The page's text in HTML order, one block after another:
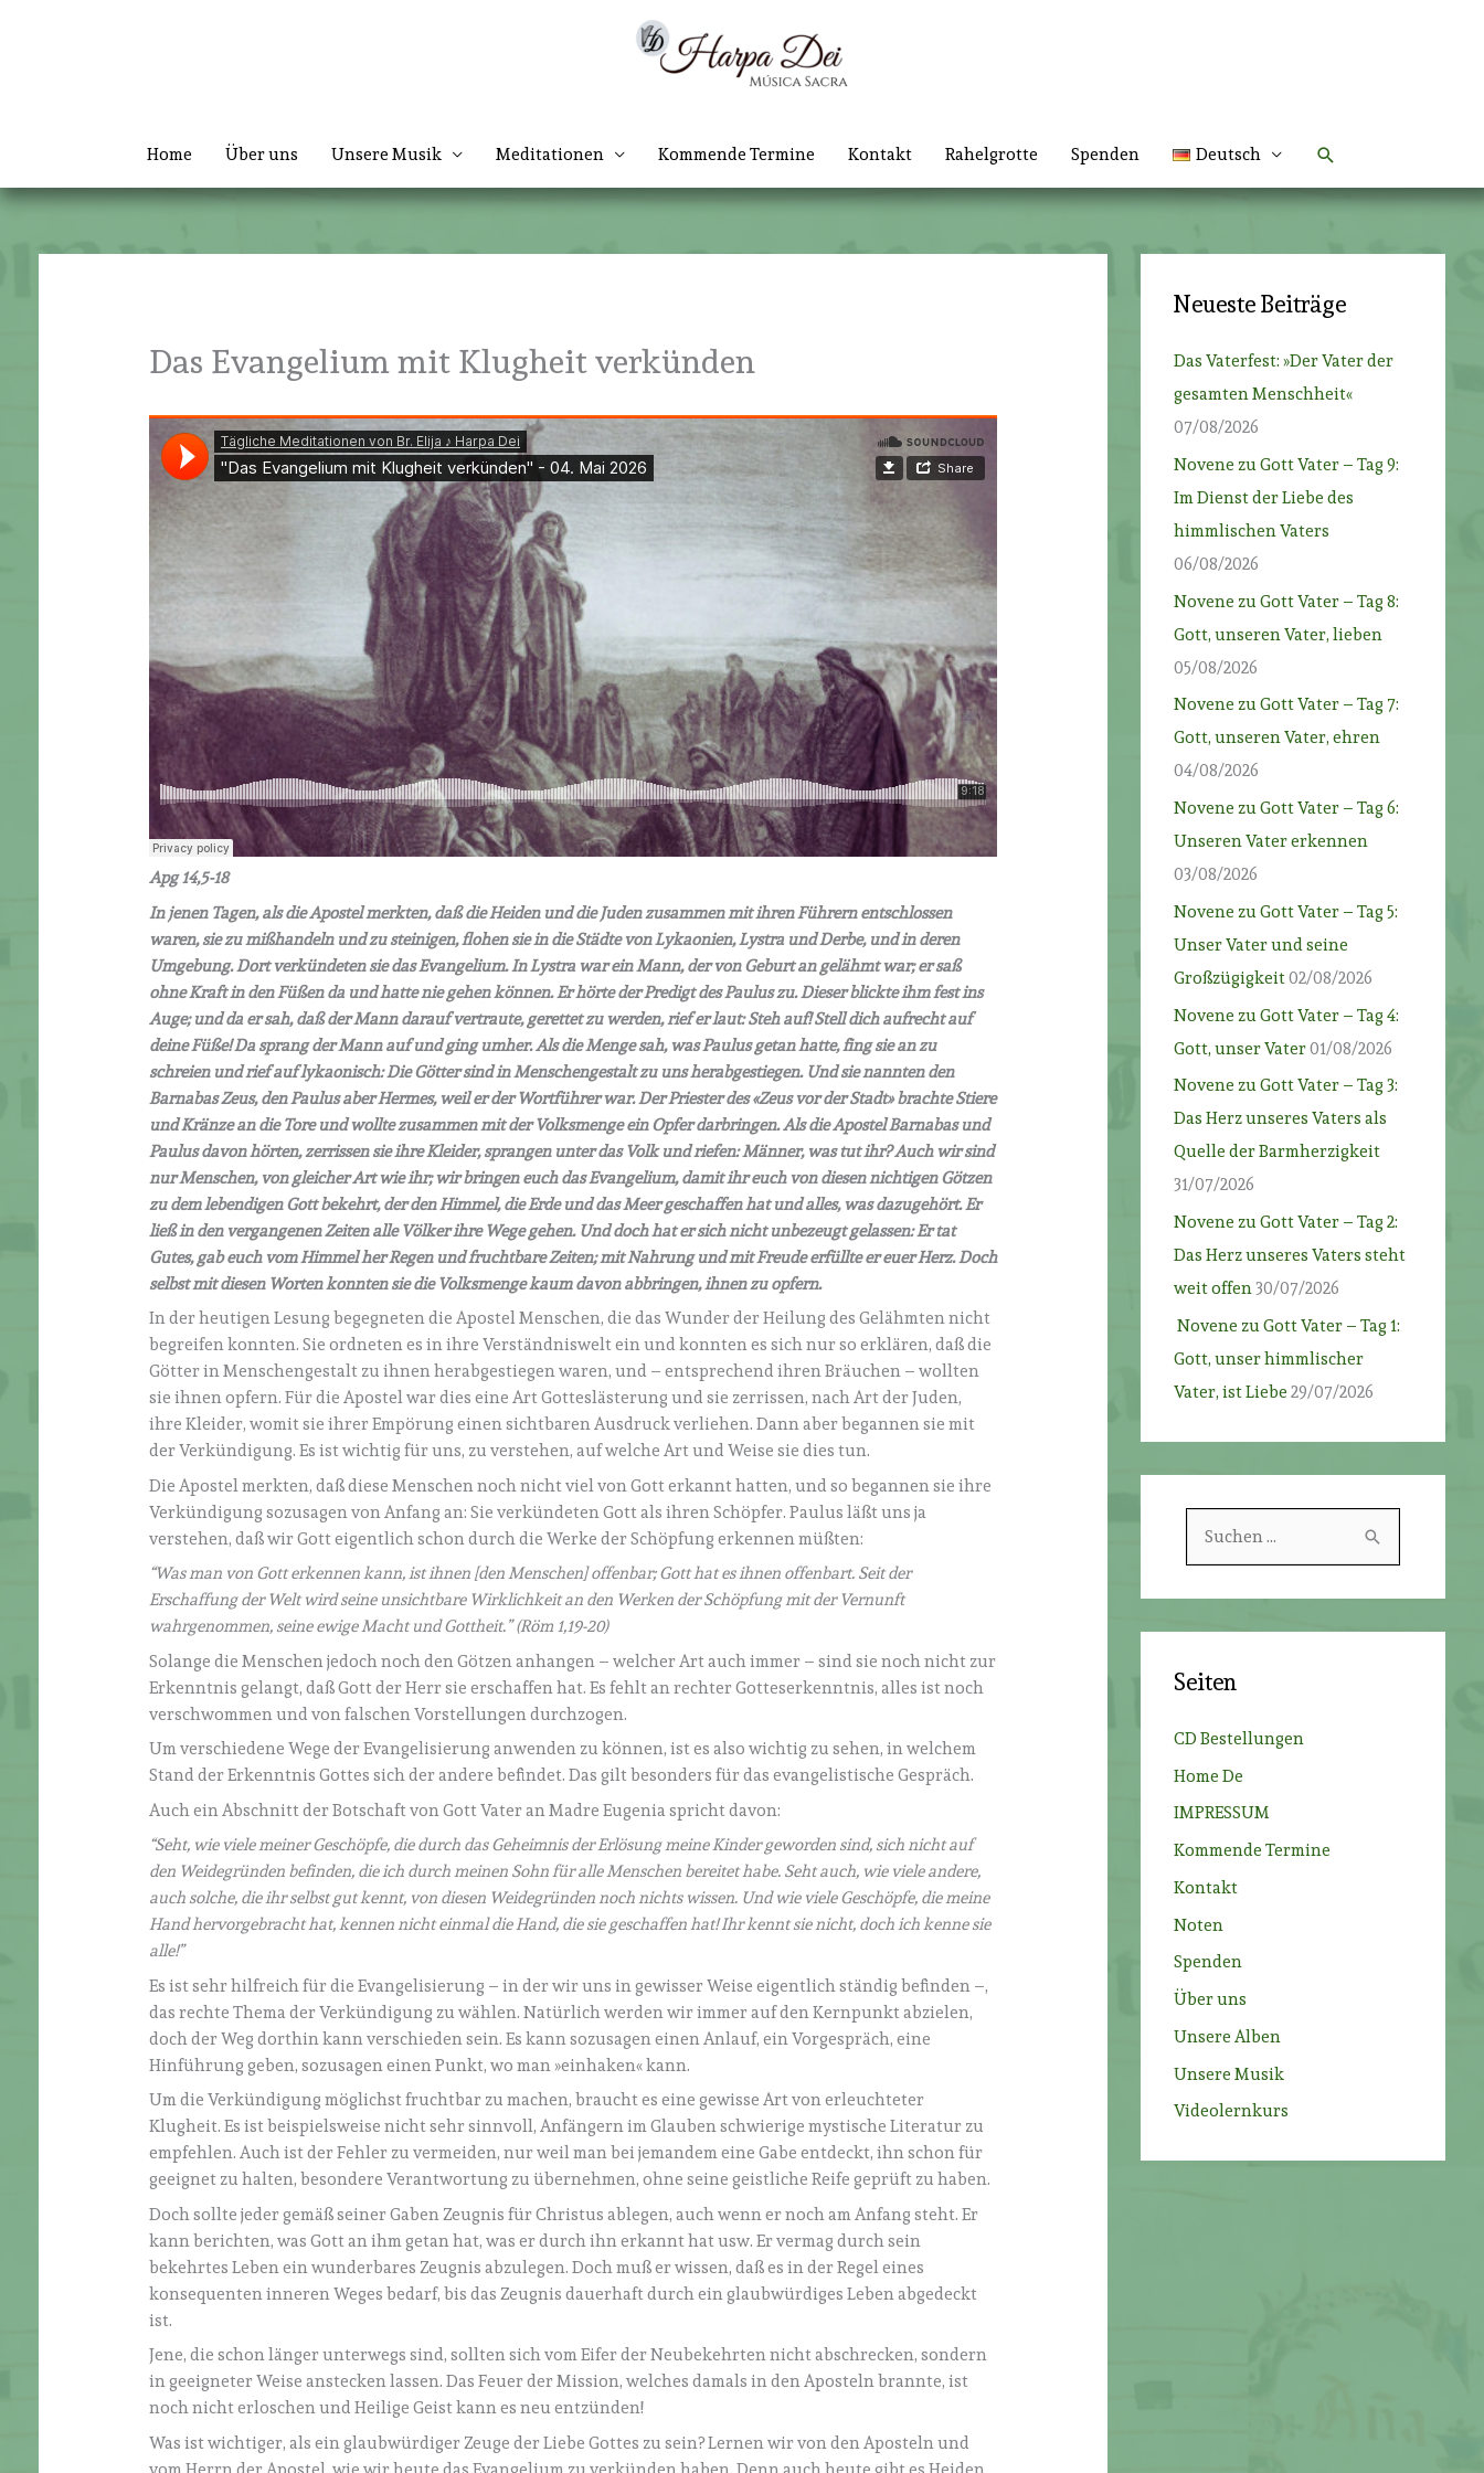
Home Über uns Unsere Musik Meditationen Kommende Termine Kontakt Rahelgrotte Spenden Deutsch Suchen
Das Evangelium mit Klugheit verkünden
Apg 14,5-18
In jenen Tagen, als die Apostel merkten, daß die Heiden und die Juden zusammen mit ihren Führern entschlossen
waren, sie zu mißhandeln und zu steinigen, flohen sie in die Städte von Lykaonien, Lystra und Derbe, und in deren
Umgebung. Dort verkündeten sie das Evangelium. In Lystra war ein Mann, der von Geburt an gelähmt war; er saß
ohne Kraft in den Füßen da und hatte nie gehen können. Er hörte der Predigt des Paulus zu. Dieser blickte ihm fest ins
Auge; und da er sah, daß der Mann darauf vertraute, gerettet zu werden, rief er laut: Steh auf! Stell dich aufrecht auf
deine Füße! Da sprang der Mann auf und ging umher. Als die Menge sah, was Paulus getan hatte, fing sie an zu
schreien und rief auf lykaonisch: Die Götter sind in Menschengestalt zu uns herabgestiegen. Und sie nannten den
Barnabas Zeus, den Paulus aber Hermes, weil er der Wortführer war. Der Priester des «Zeus vor der Stadt» brachte Stiere
und Kränze an die Tore und wollte zusammen mit der Volksmenge ein Opfer darbringen. Als die Apostel Barnabas und
Paulus davon hörten, zerrissen sie ihre Kleider, sprangen unter das Volk und riefen: Männer, was tut ihr? Auch wir sind
nur Menschen, von gleicher Art wie ihr; wir bringen euch das Evangelium, damit ihr euch von diesen nichtigen Götzen
zu dem lebendigen Gott bekehrt, der den Himmel, die Erde und das Meer geschaffen hat und alles, was dazugehört. Er
ließ in den vergangenen Zeiten alle Völker ihre Wege gehen. Und doch hat er sich nicht unbezeugt gelassen: Er tat
Gutes, gab euch vom Himmel her Regen und fruchtbare Zeiten; mit Nahrung und mit Freude erfüllte er euer Herz. Doch
selbst mit diesen Worten konnten sie die Volksmenge kaum davon abbringen, ihnen zu opfern.
In der heutigen Lesung begegneten die Apostel Menschen, die das Wunder der Heilung des Gelähmten nicht
begreifen konnten. Sie ordneten es in ihre Verständniswelt ein und konnten es sich nur so erklären, daß die
Götter in Menschengestalt zu ihnen herabgestiegen waren, und – entsprechend ihren Bräuchen – wollten
sie ihnen opfern. Für die Apostel war dies eine Art Gotteslästerung und sie zerrissen, nach Art der Juden,
ihre Kleider, womit sie ihrer Empörung einen sichtbaren Ausdruck verliehen. Dann aber begannen sie mit
der Verkündigung. Es ist wichtig für uns, zu verstehen, auf welche Art und Weise sie dies tun.
Die Apostel merkten, daß diese Menschen noch nicht viel von Gott erkannt hatten, und so begannen sie ihre
Verkündigung sozusagen von Anfang an: Sie verkündeten Gott als ihren Schöpfer. Paulus läßt uns ja
verstehen, daß wir Gott eigentlich schon durch die Werke der Schöpfung erkennen müßten:
“Wasman von Gott erkennen kann, ist ihnen [den Menschen]offenbar; Gott hat es ihnen offenbart. Seit der
Erschaffung der Welt wird seine unsichtbare Wirklichkeit an den Werken der Schöpfung mit der Vernunft
wahrgenommen, seine ewige Macht und Gottheit.” (Röm 1,19-20)
Solange die Menschen jedoch noch den Götzen anhangen – welcher Art auch immer – sind sie noch nicht zur
Erkenntnis gelangt, daß Gott der Herr sie erschaffen hat. Es fehlt an rechter Gotteserkenntnis, alles ist noch
verschwommen und von falschen Vorstellungen durchzogen.
Um verschiedene Wege der Evangelisierung anwenden zu können, ist es also wichtig zu sehen, in welchem
Stand der Erkenntnis Gottes sich der andere befindet. Das gilt besonders für das evangelistische Gespräch.
Auch ein Abschnitt der Botschaft von Gott Vater an Madre Eugenia spricht davon:
“Seht, wie viele meiner Geschöpfe, die durch das Geheimnis der Erlösung meine Kinder geworden sind, sich nicht auf
den Weidegründen befinden, die ich durch meinen Sohn für alle Menschen bereitet habe. Seht auch, wie viele andere,
auch solche, die ihr selbst gut kennt, von diesen Weidegründen noch nichts wissen. Und wie viele Geschöpfe, die meine
Hand hervorgebracht hat, kennen nicht einmal die Hand, die sie geschaffen hat! Ihr kennt sie nicht, doch ich kenne sie
alle!”
Es ist sehr hilfreich für die Evangelisierung – in der wir uns in gewisser Weise eigentlich ständig befinden –,
das rechte Thema der Verkündigung zu wählen. Natürlich werden wir immer auf den Kernpunkt abzielen,
doch der Weg dorthin kann verschieden sein. Es kann sozusagen einen Anlauf, ein Vorgespräch, eine
Hinführung geben, sozusagen einen Punkt, wo man »einhaken« kann.
Um die Verkündigung möglichst fruchtbar zu machen, braucht es eine gewisse Art von erleuchteter
Klugheit. Es ist beispielsweise nicht sehr sinnvoll, Anfängern im Glauben schwierige mystische Literatur zu
empfehlen. Auch ist der Fehler zu vermeiden, nur weil man bei jemandem eine Gabe entdeckt, ihn schon für
geeignet zu halten, besondere Verantwortung zu übernehmen, ohne seine geistliche Reife geprüft zu haben.
Doch sollte jeder gemäß seiner Gaben Zeugnis für Christus ablegen, auch wenn er noch am Anfang steht. Er
kann berichten, was Gott an ihm getan hat, was er durch ihn erkannt hat usw. Er vermag durch sein
bekehrtes Leben ein wunderbares Zeugnis abzulegen. Doch muß er wissen, daß es in der Regel eines
konsequenten inneren Weges bedarf, bis das Zeugnis dauerhaft durch ein glaubwürdiges Leben abgedeckt
ist.
Jene, die schon länger unterwegs sind, sollten sich vom Eifer der Neubekehrten nicht abschrecken, sondern
in geeigneter Weise anstecken lassen. Das Feuer der Mission, welches damals in den Aposteln brannte, ist
noch nicht erloschen und Heilige Geist kann es neu entzünden!
Was ist wichtiger, als ein glaubwürdiger Zeuge der Liebe Gottes zu sein? Lernen wir von den Aposteln und
Neueste Beiträge
Das Vaterfest: »Der Vater der
gesamten Menschheit«
07/08/2026
Novene zu Gott Vater – Tag 9:
Im Dienst der Liebe des
himmlischen Vaters
06/08/2026
Novene zu Gott Vater – Tag 8:
Gott, unseren Vater, lieben
05/08/2026
Novene zu Gott Vater – Tag 7:
Gott, unseren Vater, ehren
04/08/2026
Novene zu Gott Vater – Tag 6:
Unseren Vater erkennen
03/08/2026
Novene zu Gott Vater – Tag 5:
Unser Vater und seine
Großzügigkeit02/08/2026
Novene zu Gott Vater – Tag 4:
Gott, unser Vater01/08/2026
Novene zu Gott Vater – Tag 3:
Das Herz unseres Vaters als
Quelle der Barmherzigkeit
31/07/2026
Novene zu Gott Vater – Tag 2:
Das Herz unseres Vaters steht
weit offen30/07/2026
Novene zu Gott Vater – Tag 1:
Gott, unser himmlischer
Vater, ist Liebe 29/07/2026
n
h
:
Seiten
CD Bestellungen
Home De
IMPRESSUM
Kommende Termine
Kontakt
Noten
Spenden
Über uns
Unsere Alben
Unsere Musik
Videolernkurs